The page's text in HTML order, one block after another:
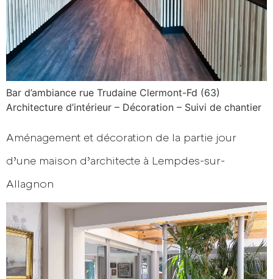
Accueil
Ozla
Réalisations
Contact
Bar d’ambiance rue Trudaine Clermont-Fd (63)
Architecture d’intérieur – Décoration – Suivi de chantier
Aménagement et décoration de la partie jour
d’une maison d’architecte à Lempdes-sur-
Allagnon